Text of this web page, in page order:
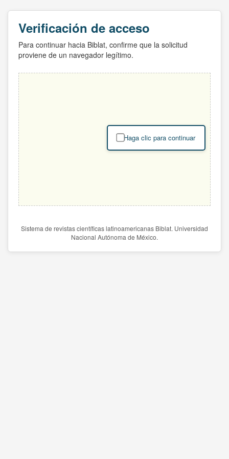
Verificación de acceso
Para continuar hacia Biblat, confirme que la solicitud
proviene de un navegador legítimo.
Haga clic para continuar
Sistema de revistas científicas latinoamericanas Biblat. Universidad
Nacional Autónoma de México.